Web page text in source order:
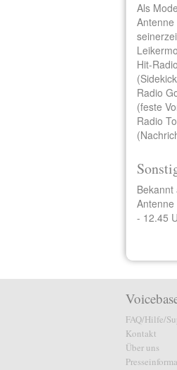
Als
Antenne
Hit-
Radio
(feste
Radio
- 12.45
FAQ/Hilfe/
Kontakt
Über uns